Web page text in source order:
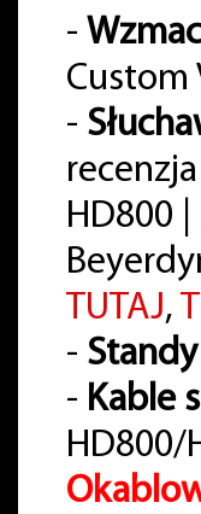
-
Custom
-
recenzja
HD800 |
TUTAJ,
-
- Kable
HD800/